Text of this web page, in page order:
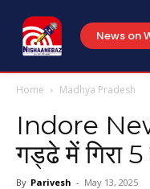
News on
Home Madhya Pradesh
Indore
गड्ढे में गिरा 5
By Parivesh - May 13, 2025